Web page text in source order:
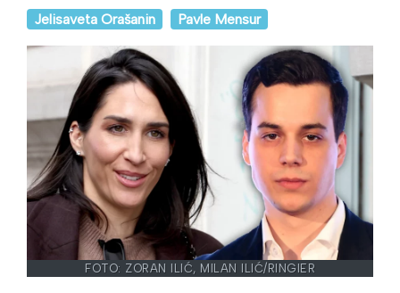
Jelisaveta Orašanin Pavle Mensur
FOTO: ZORAN ILIĆ, MILAN ILIĆ/RINGIER